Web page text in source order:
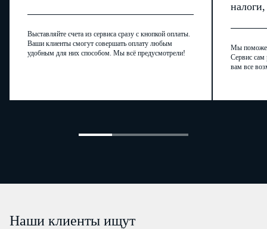
Выставляйте счета из сервиса сразу с кнопкой оплаты.
Ваши клиенты смогут совершать оплату любым
удобным для них способом. Мы всё предусмотрели!
Мы
Сервис сам
вам все
Наши клиенты ищут